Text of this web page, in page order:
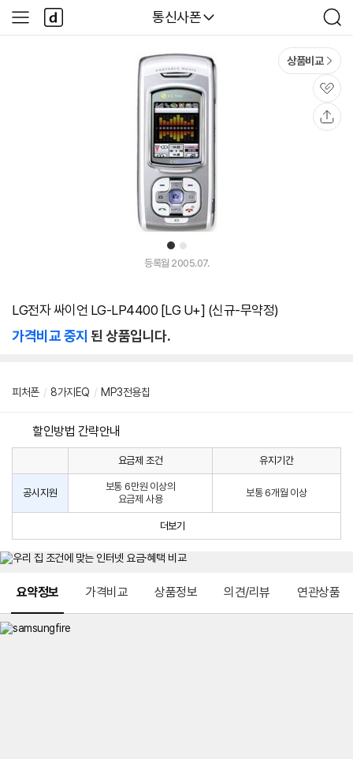
다나와
통신사폰
검
색
사
이
다
나
와
1 2
상품비교
관
심
등록월 2005.07.
LG전자 싸이언 LG-LP4400 [LG U+] (신규-무약정)
가격비교 중지 된 상품입니다.
피처폰 / 8가지EQ / MP3전용칩
할인방법 간략안내
원
선
택
약
정
사
인
법
요금제 조건 유지기간
공시지원
보통 6만원 이상의
요금제 사용
보통 6개월 이상
더보기
요약정보 가격비교 상품정보 의견/리뷰 연관상품